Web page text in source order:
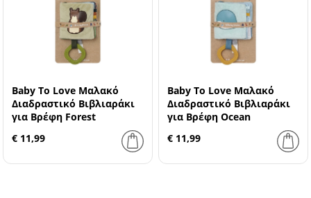
Baby To Love Μαλακό
Διαδραστικό Βιβλιαράκι
για Βρέφη Forest
€ 11,99
Baby To Love Μαλακό
Διαδραστικό Βιβλιαράκι
για Βρέφη Ocean
€ 11,99